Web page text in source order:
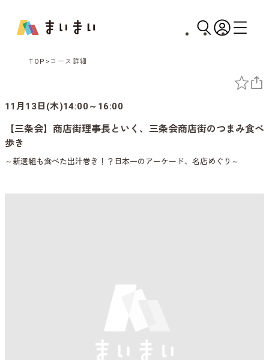
TOP コース詳細
11月13日(木)14:00～16:00
【三条会】商店街理事長といく、三条会商店街のつまみ食べ
歩き
～新選組も食べた出汁巻き！？日本一のアーケード、名店めぐり～